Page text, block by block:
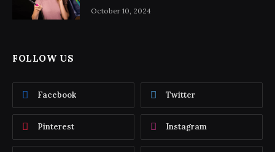
October 10, 2024
FOLLOW US
Facebook Twitter
Pinterest Instagram